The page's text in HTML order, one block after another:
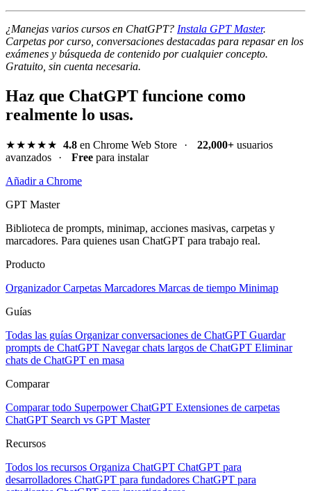
¿Manejas varios cursos en ChatGPT? Instala GPT Master.
Carpetas por curso, conversaciones destacadas para repasar en los
exámenes y búsqueda de contenido por cualquier concepto.
Gratuito, sin cuenta necesaria.
Haz que ChatGPT funcione como
realmente lo usas.
★★★★★ 4.8en Chrome Web Store · 22,000+usuarios
avanzados
· Free para instalar
Añadir a Chrome
GPT Master
Biblioteca de prompts, minimap, acciones masivas, carpetas y
marcadores. Para quienes usan ChatGPT para trabajo real.
Producto
OrganizadorCarpetas Marcadores Marcas de tiempo Minimap
Guías
Todas las guías Organizar conversaciones de ChatGPT Guardar
prompts de ChatGPT Navegar chats largos de ChatGPT Eliminar
chats de ChatGPT en masa
Comparar
Comparar todo Superpower ChatGPT Extensiones de carpetas
ChatGPT Search vs GPT Master
Recursos
Todos los recursos Organiza ChatGPT ChatGPT para
desarrolladores ChatGPT para fundadores ChatGPT para